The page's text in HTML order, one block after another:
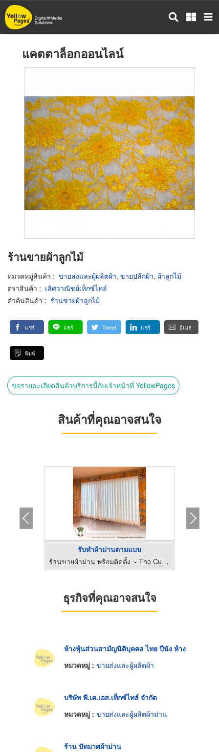
ข้าม
ไป
แคตตาล็อกออนไลน์
ร้านขายผ้าลูกไม้
หมวดหมู่สินค้า : ขายส่งและผู้ผลิตผ้า, ขายปลีกผ้า, ผ้าลูกไม้
ตราสินค้า : เลิศวาณิชย์เท็กซ์ไทล์
คำค้นสินค้า : ร้านขายผ้าลูกไม้
แชร์ แชร์ Tweet แชร์ อีเมล
พิมพ์
ขอรายละเอียดสินค้าบริการนี้กับเจ้าหน้าที่ YellowPages
สินค้าที่คุณอาจสนใจ
รับทำผ้าม่านตามแบบ
ร้านขายผ้าม่าน พร้อมติดตั้ง - The Curtain
ธุรกิจที่คุณอาจสนใจ
ห้างหุ้นส่วนสามัญนิติบุคคล ไทย ปีนัง ห้าง
หมวดหมู่ : ขายส่งและผู้ผลิตผ้า
บริษัท พี.เค.เอส.เท็กซ์ไทล์ จำกัด
หมวดหมู่ : ขายส่งและผู้ผลิตผ้าม่าน
ร้าน ปัทมาศผ้าม่าน